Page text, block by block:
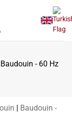
Baudouin - 60 Hz
| Baudouin -